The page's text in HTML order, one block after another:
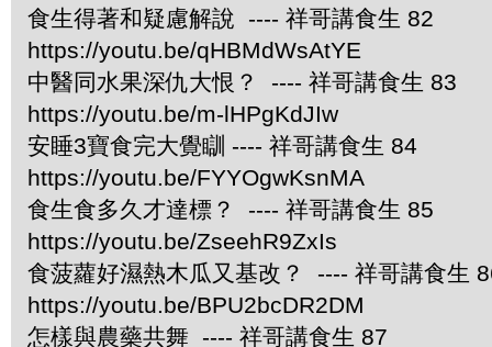
食生得著和疑慮解說 ---- 祥哥講食生 82
https://youtu.be/qHBMdWsAtYE
中醫同水果深仇大恨？ ---- 祥哥講食生 83
https://youtu.be/m-lHPgKdJIw
安睡3寶食完大覺瞓 ---- 祥哥講食生 84
https://youtu.be/FYYOgwKsnMA
食生食多久才達標？ ---- 祥哥講食生 85
https://youtu.be/ZseehR9ZxIs
食菠蘿好濕熱木瓜又基改？ ---- 祥哥講食生
https://youtu.be/BPU2bcDR2DM
怎樣與農藥共舞 ---- 祥哥講食生 87